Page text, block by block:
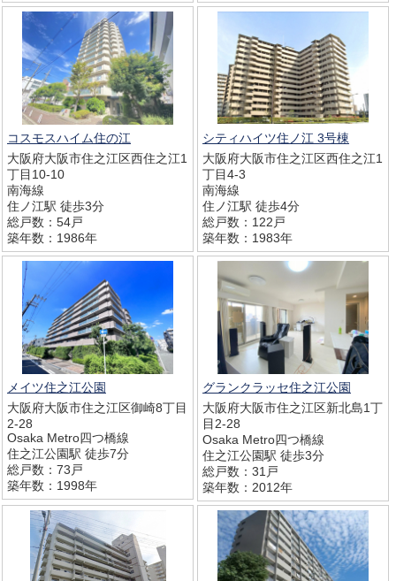
コスモスハイム住の江
大阪府大阪市住之江区西住之江1
丁目10-10
南海線
住ノ江駅 徒歩3分
総戸数：54戸
築年数：1986年
シティハイツ住ノ江 3号棟
大阪府大阪市住之江区西住之江1
丁目4-3
南海線
住ノ江駅 徒歩4分
総戸数：122戸
築年数：1983年
メイツ住之江公園
大阪府大阪市住之江区御崎8丁目
2-28
Osaka Metro四つ橋線
住之江公園駅 徒歩7分
総戸数：73戸
築年数：1998年
グランクラッセ住之江公園
大阪府大阪市住之江区新北島1丁
目2-28
Osaka Metro四つ橋線
住之江公園駅 徒歩3分
総戸数：31戸
築年数：2012年